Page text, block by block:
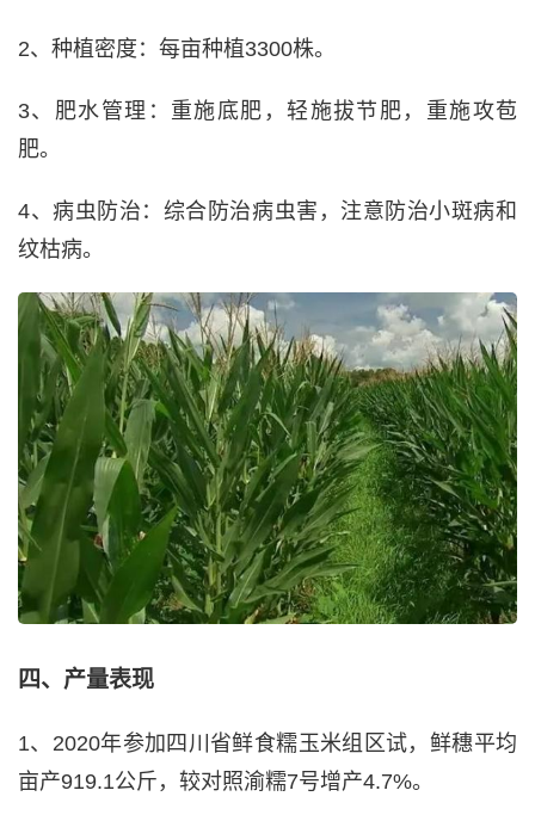
2、种植密度：每亩种植3300株。
3、肥水管理：重施底肥，轻施拔节肥，重施攻苞
肥。
4、病虫防治：综合防治病虫害，注意防治小斑病和
纹枯病。
四、产量表现
1、2020年参加四川省鲜食糯玉米组区试，鲜穗平均
亩产919.1公斤，较对照渝糯7号增产4.7%。